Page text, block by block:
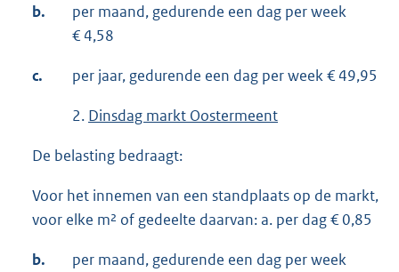
b.
per maand, gedurende een dag per week
€ 4,58
c. per jaar, gedurende een dag per week € 49,95
2. Dinsdag markt Oostermeent
De belasting bedraagt:
Voor het innemen van een standplaats op de markt,
voor elke m² of gedeelte daarvan: a. per dag € 0,85
b.
per maand, gedurende een dag per week